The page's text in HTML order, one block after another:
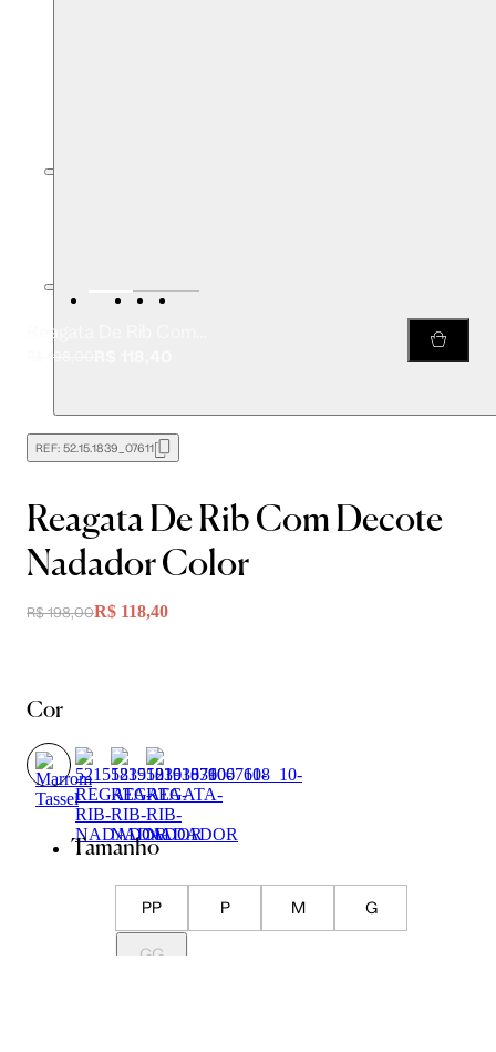
R$ 198,00
REF: 52.15.1839_07611
Reagata De Rib Com Decote
Nadador Color
R$ 198,00R$ 118,40
Cor
Tamanho
PP P M G
GG